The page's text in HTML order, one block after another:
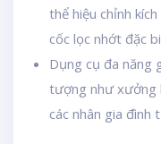
thể hiệu chỉnh
cốc lọc nhớt đặc
Dụng cụ đa năng
tượng như xưởng
các nhân gia đình